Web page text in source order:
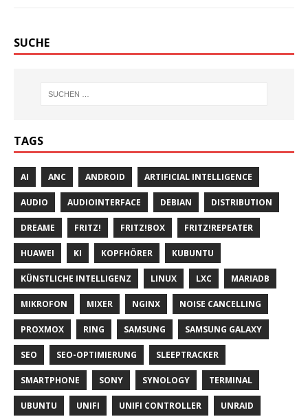
SUCHE
TAGS
AI ANC ANDROID ARTIFICIAL INTELLIGENCE
AUDIO AUDIOINTERFACE DEBIAN DISTRIBUTION
DREAME FRITZ! FRITZ!BOX FRITZ!REPEATER
HUAWEI KI KOPFHÖRER KUBUNTU
KÜNSTLICHE INTELLIGENZ LINUX LXC MARIADB
MIKROFON MIXER NGINX NOISE CANCELLING
PROXMOX RING SAMSUNG SAMSUNG GALAXY
SEO SEO-OPTIMIERUNG SLEEPTRACKER
SMARTPHONE SONY SYNOLOGY TERMINAL
UBUNTU UNIFI UNIFI CONTROLLER UNRAID